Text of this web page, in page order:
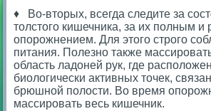
♦ Во-вторых, всегда следите за
толстого кишечника, за их полным и
опорожнением. Для этого строго
питания. Полезно также
область ладоней рук, где
биологически активных точек,
брюшной полости. Во время
массировать весь кишечник.